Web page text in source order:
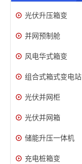
光伏升压箱变
并网预制舱
风电华式箱变
组合式箱式变电站
光伏并网柜
光伏并网箱
储能升压一体机
充电桩箱变